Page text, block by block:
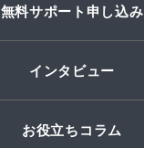
無料サポート申し込み
インタビュー
お役立ちコラム